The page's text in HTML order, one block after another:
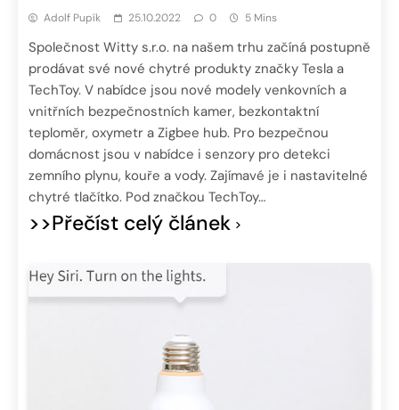
Adolf Pupík 25.10.2022 0 5 Mins
Společnost Witty s.r.o. na našem trhu začíná postupně
prodávat své nové chytré produkty značky Tesla a
TechToy. V nabídce jsou nové modely venkovních a
vnitřních bezpečnostních kamer, bezkontaktní
teploměr, oxymetr a Zigbee hub. Pro bezpečnou
domácnost jsou v nabídce i senzory pro detekci
zemního plynu, kouře a vody. Zajímavé je i nastavitelné
chytré tlačítko. Pod značkou TechToy…
>>Přečíst celý článek